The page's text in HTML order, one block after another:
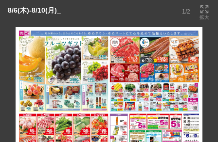
8/6(木)-8/10(月)_ 1/2
拡大